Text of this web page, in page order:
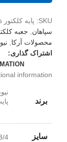
SKU: پایه کلکتور
سپاهان
جعبه
محصولات آرکا
اشتراک گذاری:
information
برند
سایز
1, 1/4 1